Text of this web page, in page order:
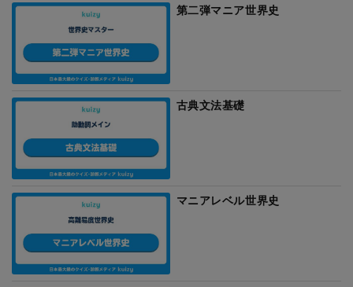
第二弾マニア世界史
古典文法基礎
マニアレベル世界史